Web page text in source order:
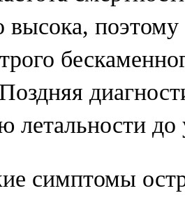
высока,
летальности
симптомы